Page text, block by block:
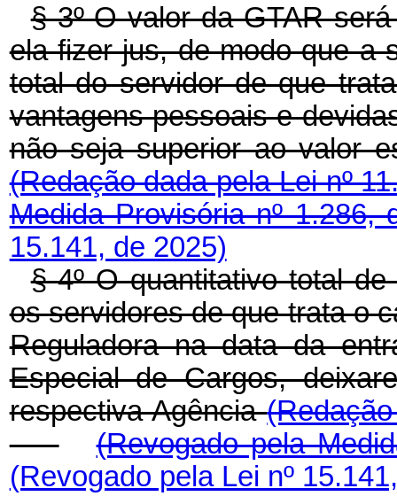
§ 3º O valor da GTAR
ela fizer jus, de modo que a
total do servidor de que
vantagens pessoais e
não seja superior ao valor
(Redação dada pela Lei nº
Medida Provisória nº 1.286,
15.141, de 2025)
§ 4º O quantitativo total
os servidores de que trata o
Reguladora na data da
Especial de Cargos,
respectiva Agência
(Revogado pela
(Revogado pela Lei nº